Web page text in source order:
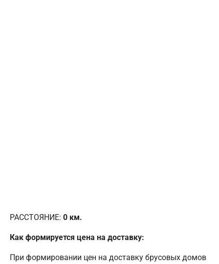
РАССТОЯНИЕ: 0 км.
Как формируется цена на доставку:
При формировании цен на доставку брусовых домов